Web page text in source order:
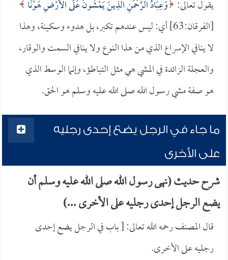
يقول تعالى: وَعِبَادُ الرَّحْمَنِ الَّذِينَ يَمْشُونَ عَلَى الأَرْضِ هَوْنًا
[الفرقان:63] أي: ليس عندهم تكبر، بل هدوء وسكينة، وهذا
لا ينافي الإسراع الذي من هذا النوع ولا ينافي السمت والوقار،
والعجلة الزائدة في المشي هي مثل التباطؤ، وإنما الوسط الذي
هو صفة مشي رسول الله صلى الله عليه وسلم هو الحق.
ما جاء في الرجل يضع إحدى رجليه
على الأخرى
شرح حديث (نهى رسول الله صلى الله عليه وسلم أن
يضع الرجل إحدى رجليه على الأخرى ...)
قال المصنف رحمه الله تعالى: [ باب في الرجل يضع إحدى
رجليه على الأخرى.